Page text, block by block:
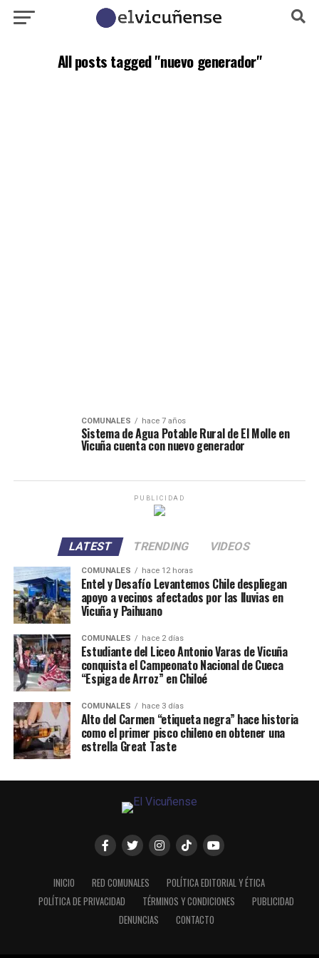
All posts tagged "nuevo generador"
COMUNALES hace 7 años
Sistema de Agua Potable Rural de El Molle en
Vicuña cuenta con nuevo generador
PUBLICIDAD
LATEST TRENDING VIDEOS
COMUNALES hace 12 horas
Entel y Desafío Levantemos Chile despliegan
apoyo a vecinos afectados por las lluvias en
Vicuña y Paihuano
COMUNALES hace 2 días
Estudiante del Liceo Antonio Varas de Vicuña
conquista el Campeonato Nacional de Cueca
“Espiga de Arroz” en Chiloé
COMUNALES hace 3 días
Alto del Carmen “etiqueta negra” hace historia
como el primer pisco chileno en obtener una
estrella Great Taste
INICIO RED COMUNALES
POLÍTICA EDITORIAL Y ÉTICA
POLÍTICA DE PRIVACIDAD
TÉRMINOS Y CONDICIONES
PUBLICIDAD
DENUNCIAS
CONTACTO